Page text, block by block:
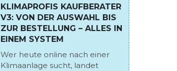
KLIMAPROFIS KAUFBERATER
V3: VON DER AUSWAHL BIS
ZUR BESTELLUNG – ALLES IN
EINEM SYSTEM
Wer heute online nach einer
Klimaanlage sucht, landet